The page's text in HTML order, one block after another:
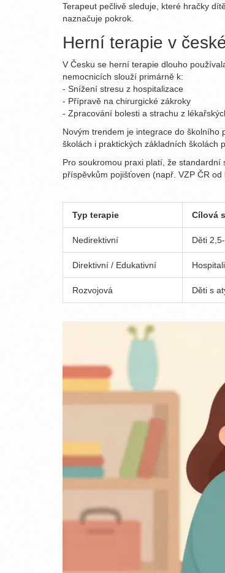
Terapeut pečlivě sleduje, které hračky
naznačuje pokrok.
Herní terapie v
V Česku se herní terapie dlouho
nemocnicích slouží primárně k:
- Snížení stresu z hospitalizace
- Přípravě na chirurgické zákroky
- Zpracování bolesti a strachu z
Novým trendem je integrace do školního
školách i praktických základních školách
Pro soukromou praxi platí, že
příspěvkům pojišťoven (např. VZP ČR
Typ terapie
Cílová
Nedirektivní Děti
Direktivní / Edukativní
Rozvojová Děti s